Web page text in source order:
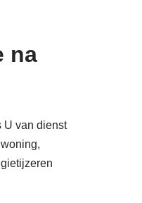
na
U van dienst